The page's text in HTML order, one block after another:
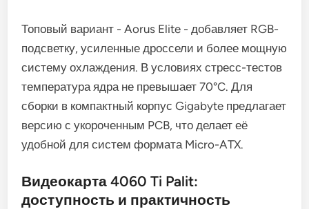
Топовый вариант - Aorus Elite - добавляет RGB-
подсветку, усиленные дроссели и более мощную
систему охлаждения. В условиях стресс-тестов
температура ядра не превышает 70°C. Для
сборки в компактный корпус Gigabyte предлагает
версию с укороченным PCB, что делает её
удобной для систем формата Micro-ATX.
Видеокарта 4060 Ti Palit:
доступность и практичность